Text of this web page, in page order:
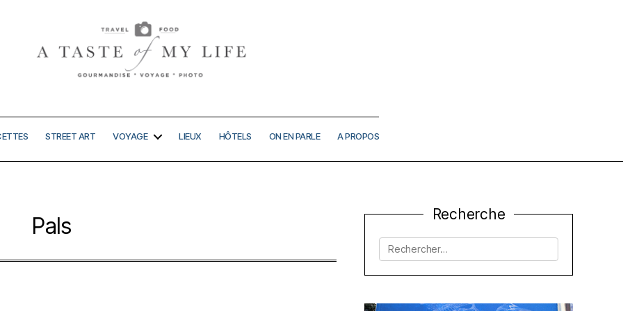
of
mySTREET ART VOYAGE LIEUX HÔTELS ON EN PARLE A PROPOS
Pals Recherche
Rechercher :